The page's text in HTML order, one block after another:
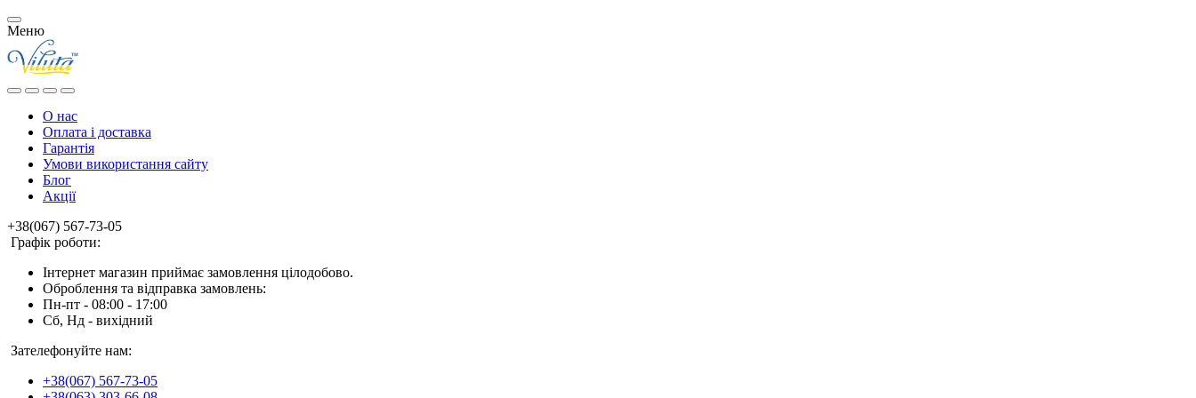
Меню
О нас
Оплата і доставка
Гарантія
Умови використання сайту
Блог
Акції
+38(067) 567-73-05
Графік роботи:
Інтернет магазин приймає замовлення цілодобово.
Оброблення та відправка замовлень:
Пн-пт - 08:00 - 17:00
Сб, Нд - вихідний
Зателефонуйте нам:
+38(067) 567-73-05